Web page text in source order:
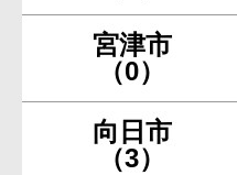
宮津市
（0）
向日市
（3）